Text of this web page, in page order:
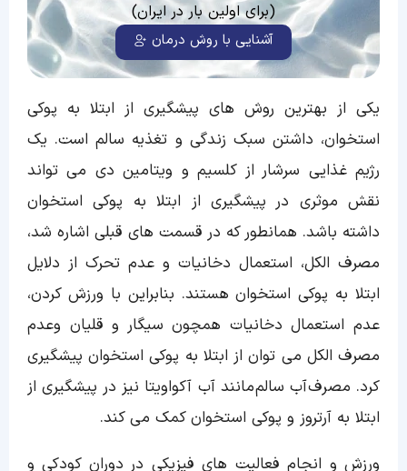
(برای اولین بار در ایران)
آشنایی با روش درمان
یکی از بهترین روش های پیشگیری از ابتلا به پوکی
استخوان، داشتن سبک زندگی و تغذیه سالم است. یک
رژیم غذایی سرشار از کلسیم و ویتامین دی می تواند
نقش موثری در پیشگیری از ابتلا به پوکی استخوان
داشته باشد. همانطور که در قسمت های قبلی اشاره شد،
مصرف الکل، استعمال دخانیات و عدم تحرک از دلایل
ابتلا به پوکی استخوان هستند. بنابراین با ورزش کردن،
عدم استعمال دخانیات همچون سیگار و قلیان وعدم
مصرف الکل می توان از ابتلا به پوکی استخوان پیشگیری
کرد. مصرف آب سالم مانند آب آکواویتا نیز در پیشگیری از
ابتلا به آرتروز و پوکی استخوان کمک می کند.
ورزش و انجام فعالیت های فیزیکی در دوران کودکی و